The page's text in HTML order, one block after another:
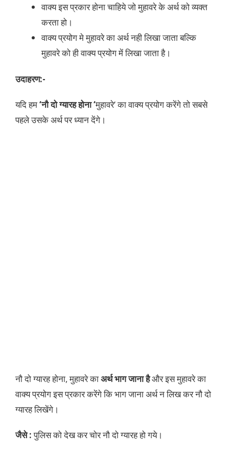
वाक्य इस प्रकार होना चाहिये जो मुहावरे के अर्थ को व्यक्त
करता हो।
वाक्य प्रयोग मे मुहावरे का अर्थ नही लिखा जाता बल्कि
मुहावरे को ही वाक्य प्रयोग में लिखा जाता है।
उदाहरण:-
यदि हम‘नौ दो ग्यारह होना ‘मुहावरे’ का वाक्य प्रयोग करेंगे तो सबसे
पहले उसके अर्थ पर ध्यान देंगे।
नौ दो ग्यारह होना, मुहावरे काअर्थ भाग जाना हैऔर इस मुहावरे का
वाक्य प्रयोग इस प्रकार करेंगे कि भाग जाना अर्थ न लिख कर नौ दो
ग्यारह लिखेंगे।
जैसे :पुलिस को देख कर चोर नौ दो ग्यारह हो गये।